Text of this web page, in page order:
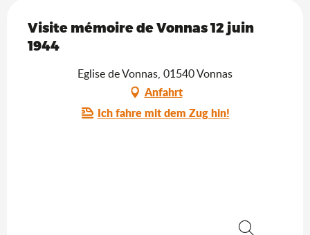
Visite mémoire de Vonnas 12 juin
1944
Eglise de Vonnas, 01540 Vonnas
Anfahrt
Ich fahre mit dem Zug hin!